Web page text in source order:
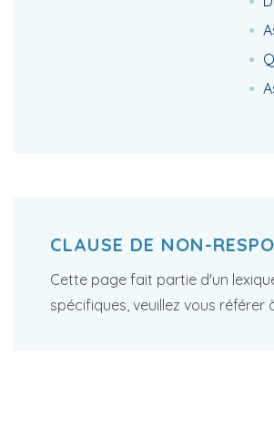
CLAUSE DE NON-
Cette page fait partie d'un
spécifiques, veuillez vous